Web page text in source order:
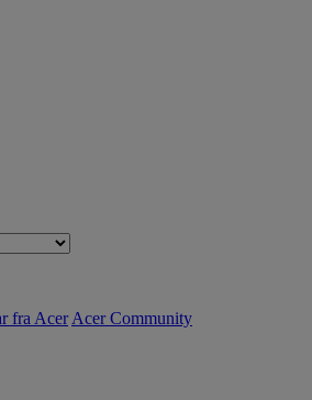
fra Acer Acer Community